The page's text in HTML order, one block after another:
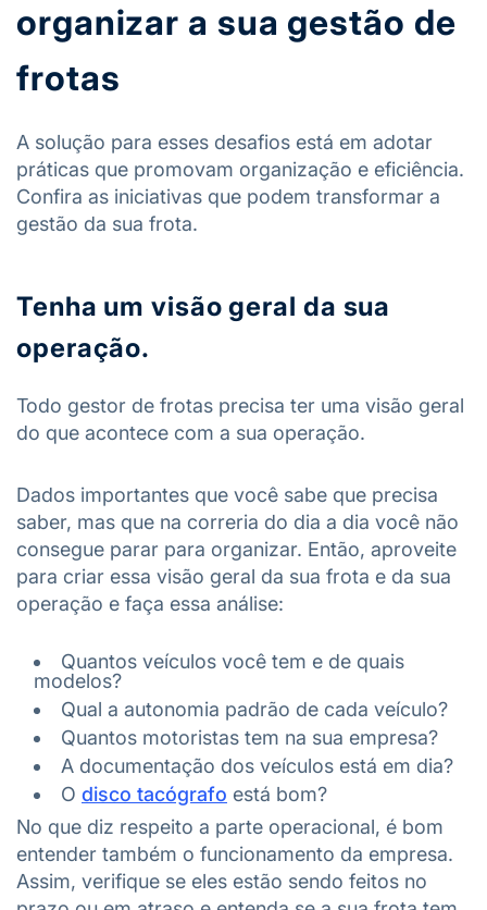
organizar a sua gestão de
frotas
A solução para esses desafios está em adotar
práticas que promovam organização e eficiência.
Confira as iniciativas que podem transformar a
gestão da sua frota.
Tenha um visão geral da sua
operação.
Todo gestor de frotas precisa ter uma visão geral
do que acontece com a sua operação.
Dados importantes que você sabe que precisa
saber, mas que na correria do dia a dia você não
consegue parar para organizar. Então, aproveite
para criar essa visão geral da sua frota e da sua
operação e faça essa análise:
Quantos veículos você tem e de quais
modelos?
Qual a autonomia padrão de cada veículo?
Quantos motoristas tem na sua empresa?
A documentação dos veículos está em dia?
O disco tacógrafo está bom?
No que diz respeito a parte operacional, é bom
entender também o funcionamento da empresa.
Assim, verifique se eles estão sendo feitos no